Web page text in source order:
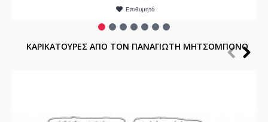
Επιθυμητό
ΚΑΡΙΚΑΤΟΥΡΕΣ ΑΠΟ ΤΟΝ ΠΑΝΑΓΙΩΤΗ ΜΗΤΣΟΜΠΟΝΟ